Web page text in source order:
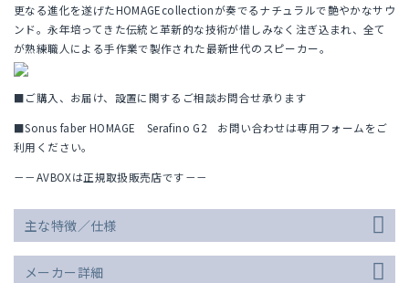
更なる進化を遂げたHOMAGEcollectionが奏でるナチュラルで艶やかなサウ
ンド。永年培ってきた伝統と革新的な技術が惜しみなく注ぎ込まれ、全て
が熟練職人による手作業で製作された最新世代のスピーカー。
■ご購入、お届け、設置に関するご相談お問合せ承ります
■Sonus faber HOMAGE Serafino G2 お問い合わせは専用フォームをご
利用ください。
－－AVBOXは正規取扱販売店です－－
主な特徴／仕様
メーカー詳細